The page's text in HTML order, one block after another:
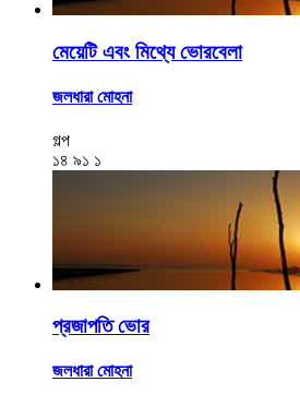
মেয়েটি এবং মিথ্যে ভোরবেলা
জলধারা মোহনা
গল্প
১৪ ৯১ ১
প্রজাপতি ভোর
জলধারা মোহনা